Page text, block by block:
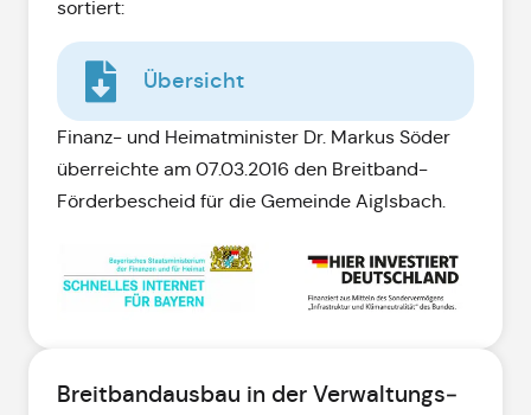
sortiert:
Übersicht
Finanz- und Heimatminister Dr. Markus Söder
überreichte am 07.03.2016 den Breitband-
Förderbescheid für die Gemeinde Aiglsbach.
Breitbandausbau in der Verwaltungs­